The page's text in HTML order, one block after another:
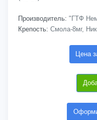
Производитель: "ГТФ
Крепость: Смола-8мг,
Цена